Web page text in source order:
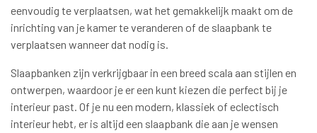
eenvoudig te verplaatsen, wat het gemakkelijk maakt om de
inrichting van je kamer te veranderen of de slaapbank te
verplaatsen wanneer dat nodig is.
Slaapbanken zijn verkrijgbaar in een breed scala aan stijlen en
ontwerpen, waardoor je er een kunt kiezen die perfect bij je
interieur past. Of je nu een modern, klassiek of eclectisch
interieur hebt, er is altijd een slaapbank die aan je wensen